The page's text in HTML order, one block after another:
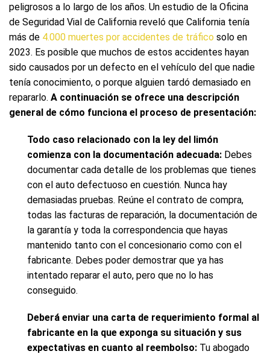
peligrosos a lo largo de los años. Un estudio de la Oficina
de Seguridad Vial de California reveló que California tenía
más de 4.000 muertes por accidentes de tráfico solo en
2023. Es posible que muchos de estos accidentes hayan
sido causados por un defecto en el vehículo del que nadie
tenía conocimiento, o porque alguien tardó demasiado en
repararlo. A continuación se ofrece una descripción
general de cómo funciona el proceso de presentación:
Todo caso relacionado con la ley del limón
comienza con la documentación adecuada: Debes
documentar cada detalle de los problemas que tienes
con el auto defectuoso en cuestión. Nunca hay
demasiadas pruebas. Reúne el contrato de compra,
todas las facturas de reparación, la documentación de
la garantía y toda la correspondencia que hayas
mantenido tanto con el concesionario como con el
fabricante. Debes poder demostrar que ya has
intentado reparar el auto, pero que no lo has
conseguido.
Deberá enviar una carta de requerimiento formal al
fabricante en la que exponga su situación y sus
expectativas en cuanto al reembolso: Tu abogado